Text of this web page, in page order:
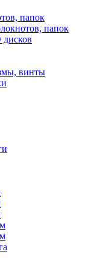
папок
папок
винты